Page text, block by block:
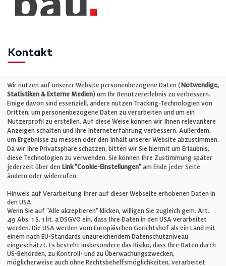
Kontakt
Telefon: +49 (0)711 2585563-0
E-Mail:info@bauelemente-bau.eu
Unternehmen
Impressum
Cookie-Einstellungen
AGB
Wir nutzen auf unserer Website personenbezogene Daten (Notwendige,
Statistiken & Externe Medien) um Ihr Benutzererlebnis zu verbessern.
Einige davon sind essenziell, andere nutzen Tracking-Technologien von
Dritten, um personenbezogene Daten zu verarbeiten und um ein
Nutzerprofil zu erstellen. Auf diese Weise können wir Ihnen relevantere
Anzeigen schalten und Ihre Interneterfahrung verbessern. Außerdem,
um Ergebnisse zu messen oder den Inhalt unserer Website abzustimmen.
Da wir Ihre Privatsphäre schätzen, bitten wir Sie hiermit um Erlaubnis,
diese Technologien zu verwenden. Sie können Ihre Zustimmung später
jederzeit über den Link "Cookie-Einstellungen" am Ende jeder Seite
ändern oder widerrufen.
Hinweis auf Verarbeitung Ihrer auf dieser Webseite erhobenen Daten in
den USA:
Wenn Sie auf "Alle akzeptieren" klicken, willigen Sie zugleich gem. Art.
49 Abs. 1 S. 1 lit. a DSGVO ein, dass Ihre Daten in den USA verarbeitet
werden. Die USA werden vom Europäischen Gerichtshof als ein Land mit
einem nach EU-Standards unzureichendem Datenschutzniveau
eingeschätzt. Es besteht insbesondere das Risiko, dass Ihre Daten durch
US-Behörden, zu Kontroll- und zu Überwachungszwecken,
möglicherweise auch ohne Rechtsbehelfsmöglichkeiten, verarbeitet